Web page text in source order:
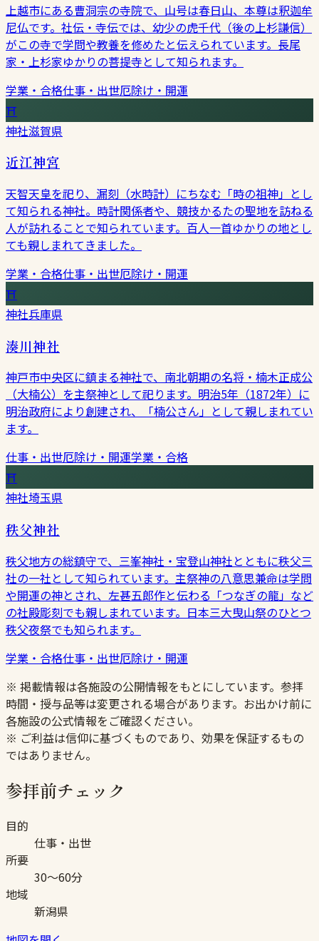
上越市にある曹洞宗の寺院で、山号は春日山、本尊は釈迦牟
尼仏です。社伝・寺伝では、幼少の虎千代（後の上杉謙信）
がこの寺で学問や教養を修めたと伝えられています。長尾
家・上杉家ゆかりの菩提寺として知られます。
学業・合格仕事・出世厄除け・開運
⛩
神社滋賀県
近江神宮
天智天皇を祀り、漏刻（水時計）にちなむ「時の祖神」とし
て知られる神社。時計関係者や、競技かるたの聖地を訪ねる
人が訪れることで知られています。百人一首ゆかりの地とし
ても親しまれてきました。
学業・合格仕事・出世厄除け・開運
⛩
神社兵庫県
湊川神社
神戸市中央区に鎮まる神社で、南北朝期の名将・楠木正成公
（大楠公）を主祭神として祀ります。明治5年（1872年）に
明治政府により創建され、「楠公さん」として親しまれてい
ます。
仕事・出世厄除け・開運学業・合格
⛩
神社埼玉県
秩父神社
秩父地方の総鎮守で、三峯神社・宝登山神社とともに秩父三
社の一社として知られています。主祭神の八意思兼命は学問
や開運の神とされ、左甚五郎作と伝わる「つなぎの龍」など
の社殿彫刻でも親しまれています。日本三大曳山祭のひとつ
秩父夜祭でも知られます。
学業・合格仕事・出世厄除け・開運
※ 掲載情報は各施設の公開情報をもとにしています。参拝
時間・授与品等は変更される場合があります。お出かけ前に
各施設の公式情報をご確認ください。
※ ご利益は信仰に基づくものであり、効果を保証するもの
ではありません。
参拝前チェック
目的
仕事・出世
所要
30〜60分
地域
新潟県